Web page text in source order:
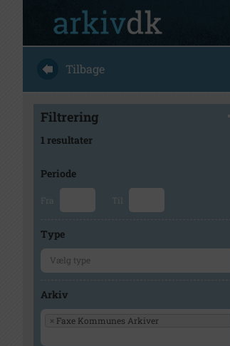
Tilbage
Filtrering
1 resultater
Periode
Fra Til
Type
Arkiv
× Faxe Kommunes Arkiver